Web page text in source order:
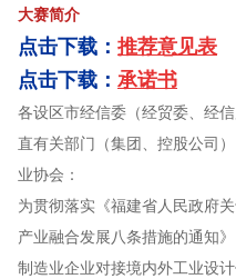
大赛简介
点击下载： 推荐意见表
点击下载： 承诺书
各设区市经信委（经贸委、经
直有关部门（集团、控股公司
业协会：
为贯彻落实《福建省人民政府
产业融合发展八条措施的通知
制造业企业对接境内外工业设